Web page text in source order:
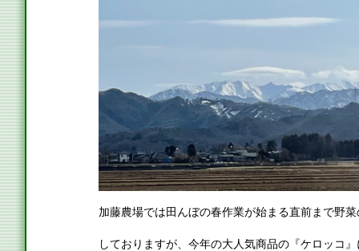
加藤農場では田んぼの春作業が始まる直前まで野
しておりますが、今年の大人気商品の『ケロッコ